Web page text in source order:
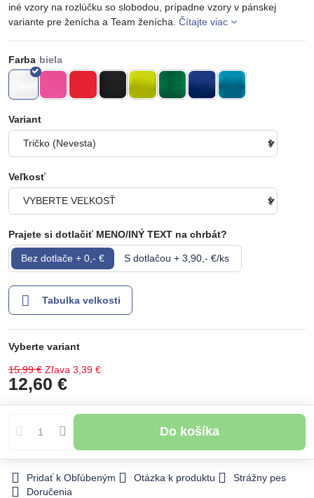
iné vzory na rozlúčku so slobodou, prípadne vzory v pánskej
variante pre ženícha a Team ženícha. Čítajte viac
Farba
Variant
Veľkosť
Prajete si dotlačiť MENO/INÝ TEXT na chrbát?
Bez dotlače + 0,- € S dotlačou + 3,90,- €/ks
Tabulka velkosti
Vyberte variant
15,99 € Zľava 3,39 €
12,60 €
Do košíka
Pridať k Obľúbeným Otázka k produktu
Strážny pes
Doručenia